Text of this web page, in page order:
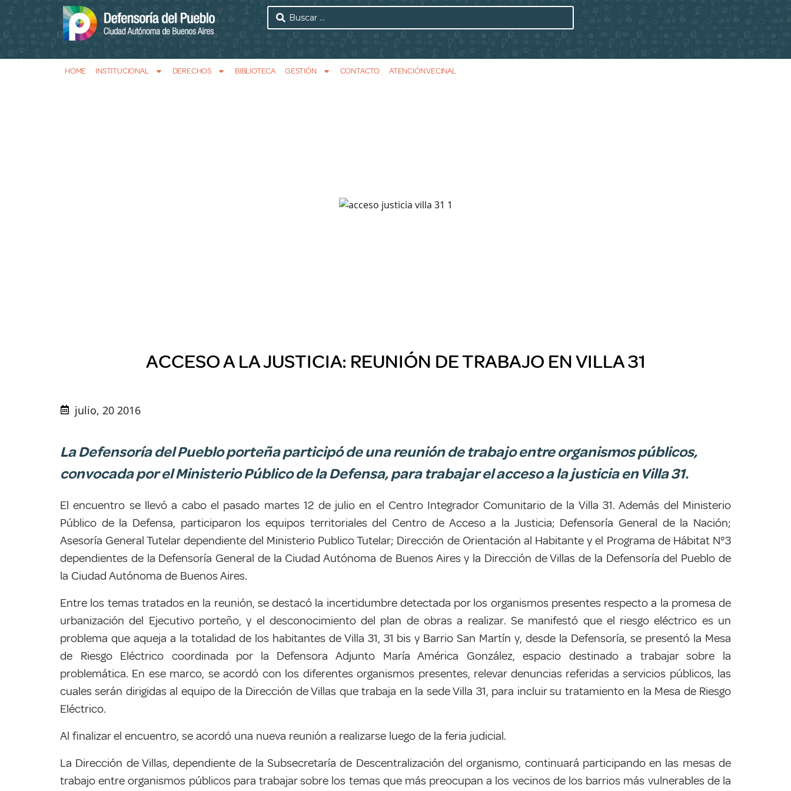
HOME INSTITUCIONAL DERECHOS BIBLIOTECA GESTIÓN CONTACTO ATENCIÓN VECINAL
ACCESO A LA JUSTICIA: REUNIÓN DE TRABAJO EN VILLA 31
julio, 20 2016
La Defensoría del Pueblo porteña participó de una reunión de trabajo entre organismos públicos,
convocada por el Ministerio Público de la Defensa, para trabajar el acceso a la justicia en Villa 31.
El encuentro se llevó a cabo el pasado martes 12 de julioen el Centro Integrador Comunitario de la Villa 31. Además del Ministerio
Público de la Defensa, participaron los equipos territoriales del Centro de Acceso a la Justicia; Defensoría General de la Nación;
Asesoría General Tutelar dependiente del Ministerio Publico Tutelar; Dirección de Orientación al Habitante y el Programa de Hábitat N°3
dependientes de la Defensoría General de la Ciudad Autónoma de Buenos Aires y la Dirección de Villas de la Defensoría del Pueblo de
la Ciudad Autónoma de Buenos Aires.
Entre los temas tratados en la reunión, se destacó la incertidumbre detectada por los organismos presentes respecto a la promesa de
urbanización del Ejecutivo porteño, y el desconocimiento del plan de obras a realizar. Se manifestó que el riesgo eléctrico es un
problema que aqueja a la totalidad de los habitantes de Villa 31, 31 bis y Barrio San Martín y, desde la Defensoría, se presentó la Mesa
de Riesgo Eléctrico coordinada por la Defensora Adjunto María América González, espacio destinado a trabajar sobre la
problemática. En ese marco, se acordó con los diferentes organismos presentes, relevar denuncias referidas a servicios públicos, las
cuales serán dirigidas al equipo de la Dirección de Villas que trabaja en la sede Villa 31, para incluir su tratamiento en la Mesa de Riesgo
Eléctrico.
Al finalizar el encuentro, se acordó una nueva reunión a realizarse luego de la feria judicial.
La Dirección de Villas, dependiente de la Subsecretaría de Descentralización del organismo, continuará participando en las mesas de
trabajo entre organismos públicos para trabajar sobre los temas que más preocupan a los vecinos de los barrios más vulnerables de la